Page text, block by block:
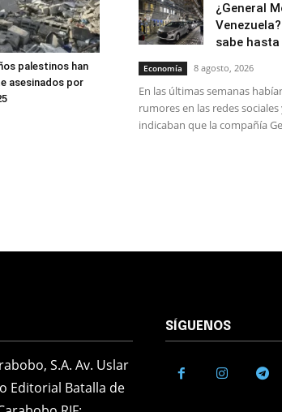
palestinos han
asesinados por
¿General
sabe
Economía 8 agosto, 2026
En las últimas semanas
rumores en las redes
indicaban que la compañía
S.A. Av. Uslar
Editorial Batalla de
SÍGUENOS